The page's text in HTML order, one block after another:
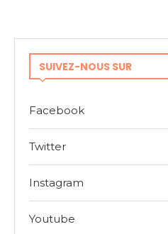
SUIVEZ-NOUS SUR
Facebook
Twitter
Instagram
Youtube